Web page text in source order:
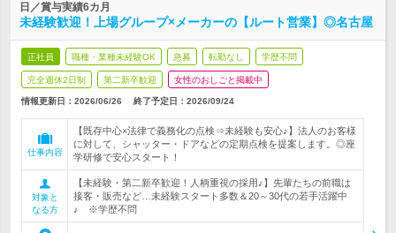
日／賞与実績6カ月
未経験歓迎！上場グループ×メーカーの【ルート営業】◎名古屋
正社員 職種・業種未経験OK 急募 転勤なし 学歴不問
完全週休2日制 第二新卒歓迎 女性のおしごと掲載中
情報更新日：2026/06/26 終了予定日： 2026/09/24
仕事内容
【既存中心×法律で義務化の点検⇒未経験も安心♪】法人のお客様
に対して、シャッター・ドアなどの定期点検を提案します。◎座
学研修で安心スタート！
対象と
なる方
【未経験・第二新卒歓迎！人柄重視の採用♪】先輩たちの前職は
接客・販売など…未経験スタート多数＆20～30代の若手活躍中
♪ ※学歴不問